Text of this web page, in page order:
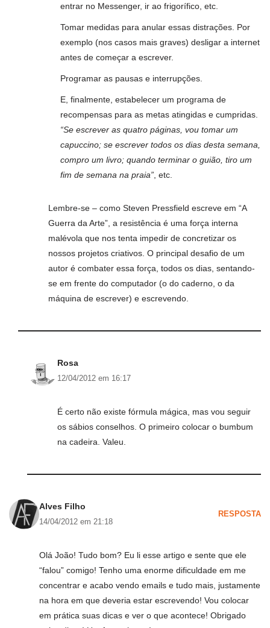
entrar no Messenger, ir ao frigorífico, etc.
Tomar medidas para anular essas distrações. Por
exemplo (nos casos mais graves) desligar a internet
antes de começar a escrever.
Programar as pausas e interrupções.
E, finalmente, estabelecer um programa de
recompensas para as metas atingidas e cumpridas.
“Se escrever as quatro páginas, vou tomar um
capuccino; se escrever todos os dias desta semana,
compro um livro; quando terminar o guião, tiro um
fim de semana na praia” , etc.
Lembre-se – como Steven Pressfield escreve em “A
Guerra da Arte”, a resistência é uma força interna
malévola que nos tenta impedir de concretizar os
nossos projetos criativos. O principal desafio de um
autor é combater essa força, todos os dias, sentando-
se em frente do computador (o do caderno, o da
máquina de escrever) e escrevendo.
Rosa
12/04/2012 em 16:17
É certo não existe fórmula mágica, mas vou seguir
os sábios conselhos. O primeiro colocar o bumbum
na cadeira. Valeu.
Alves Filho
14/04/2012 em 21:18
RESPOSTA
Olá João! Tudo bom? Eu li esse artigo e sente que ele
“falou” comigo! Tenho uma enorme dificuldade em me
concentrar e acabo vendo emails e tudo mais, justamente
na hora em que deveria estar escrevendo! Vou colocar
em prática suas dicas e ver o que acontece! Obrigado